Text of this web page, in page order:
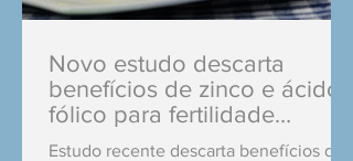
Novo estudo descarta
benefícios de zinco e ácido
fólico para fertilidade
masculina
Estudo recente descarta benefícios de